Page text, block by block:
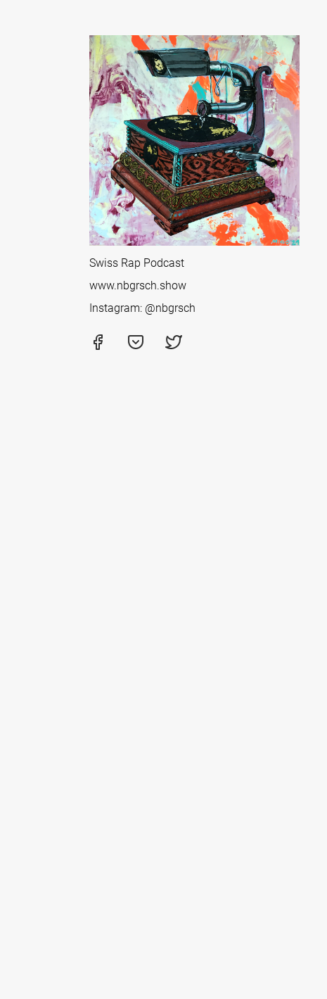
Swiss Rap Podcast
www.nbgrsch.show
Instagram: @nbgrsch